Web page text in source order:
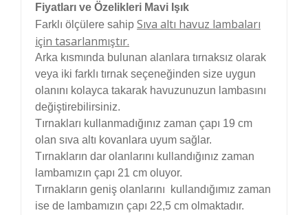
Fiyatları ve Özelikleri Mavi Işık
Farklı ölçülere sahip Sıva altı havuz lambaları
için tasarlanmıştır.
Arka kısmında bulunan alanlara tırnaksız olarak
veya iki farklı tırnak seçeneğinden size uygun
olanını kolayca takarak havuzunuzun lambasını
değiştirebilirsiniz.
Tırnakları kullanmadığınız zaman çapı 19 cm
olan sıva altı kovanlara uyum sağlar.
Tırnakların dar olanlarını kullandığınız zaman
lambamızın çapı 21 cm oluyor.
Tırnakların geniş olanlarını kullandığımız zaman
ise de lambamızın çapı 22,5 cm olmaktadır.